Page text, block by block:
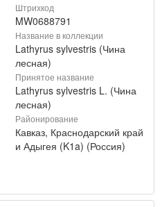
Штрихкод
MW0688791
Название в коллекции
Lathyrus sylvestris (Чина
лесная)
Принятое название
Lathyrus sylvestris L. (Чина
лесная)
Районирование
Кавказ, Краснодарский край
и Адыгея (K1a) (Россия)